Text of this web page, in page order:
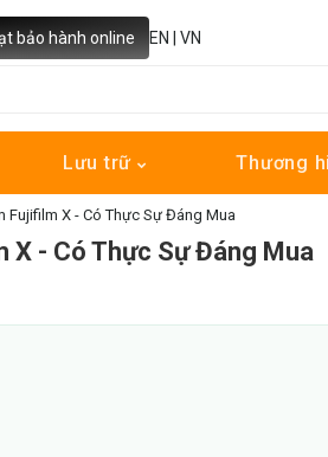
bảo hành online EN VN
Lưu trữ Thương
Fujifilm X - Có Thực Sự Đáng Mua
X - Có Thực Sự Đáng Mua